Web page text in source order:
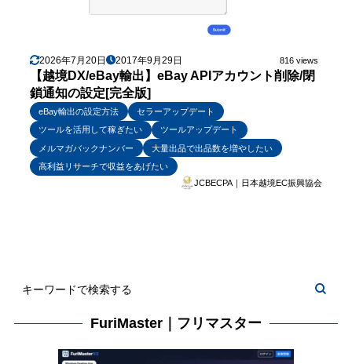
2026年7月20日 2017年9月29日 816 views
【越境DX/eBay輸出】eBay APIアカウント削除/閉
鎖通知の設定[完全版]
eBay輸出の設定方法
セラーアップデート
ツールを活用して稼ぎたい
ツールアップデート
メルマガバックナンバー
大量出品で出品数を増やしたい
高利益リサーチで収益をあげたい
JCBECPA｜日本越境EC振興協会
FuriMaster｜フリマスター